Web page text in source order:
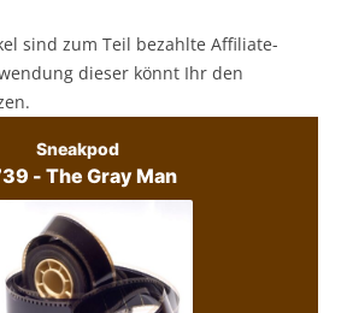
sind zum Teil bezahlte Affiliate-
dieser könnt Ihr den